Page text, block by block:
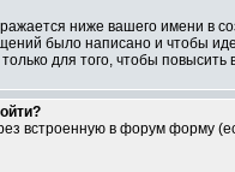
ниже вашего имени в
было написано и чтобы
для того, чтобы
встроенную в форум